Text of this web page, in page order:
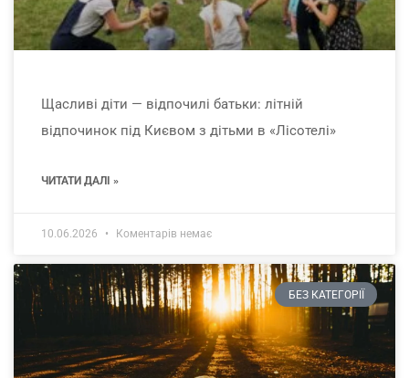
Щасливі діти — відпочилі батьки: літній
відпочинок під Києвом з дітьми в «Лісотелі»
ЧИТАТИ ДАЛІ »
10.06.2026 Коментарів немає
БЕЗ КАТЕГОРІЇ